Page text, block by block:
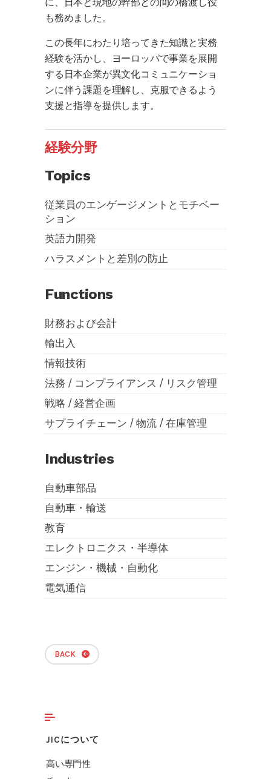
も務めました。
この長年にわたり培ってきた知識と実務
経験を活かし、ヨーロッパで事業を展開
する日本企業が異文化コミュニケーショ
ンに伴う課題を理解し、克服できるよう
支援と指導を提供します。
経験分野
Topics
従業員のエンゲージメントとモチベー
ション
英語力開発
ハラスメントと差別の防止
Functions
財務および会計
輸出入
情報技術
法務 / コンプライアンス / リスク管理
戦略 / 経営企画
サプライチェーン / 物流 / 在庫管理
Industries
自動車部品
自動車・輸送
教育
エレクトロニクス・半導体
エンジン・機械・自動化
電気通信
BACK
JICについて
高い専門性